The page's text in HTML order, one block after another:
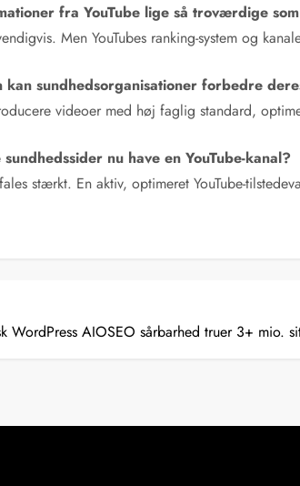
fra YouTube lige så troværdige
Men YouTubes ranking-system og
kan sundhedsorganisationer forbedre
videoer med høj faglig standard,
nu have en YouTube-kanal?
stærkt. En aktiv, optimeret YouTube-
WordPress AIOSEO sårbarhed truer 3+ mio.